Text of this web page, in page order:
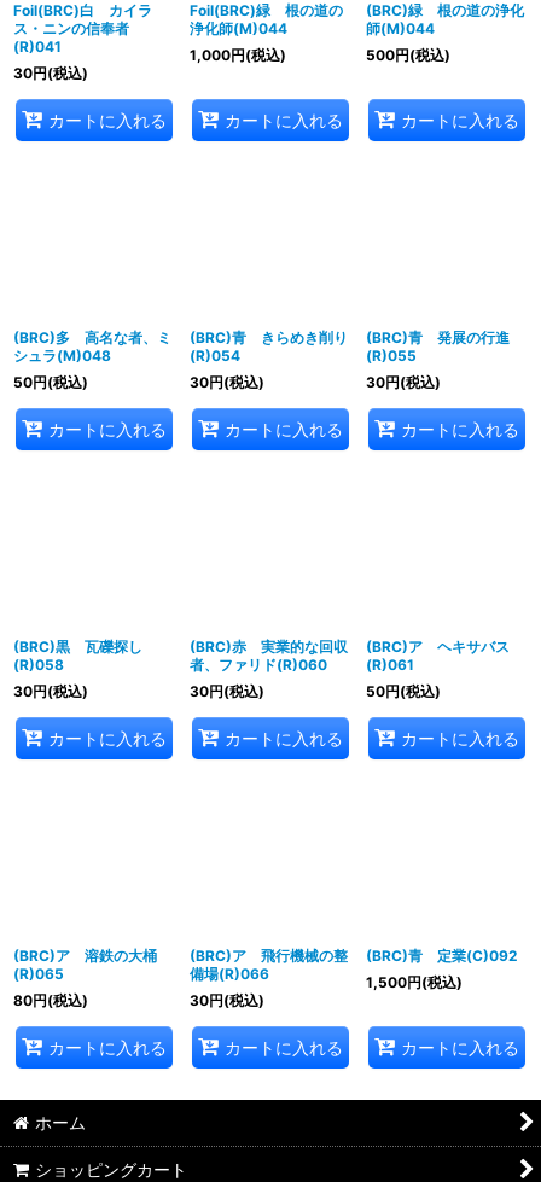
Foil(BRC)白 カイラ
ス・ニンの信奉者
(R)041
30円(税込)
カートに入れる
Foil(BRC)緑 根の道の
浄化師(M)044
1,000円(税込)
カートに入れる
(BRC)緑 根の道の浄化
師(M)044
500円(税込)
カートに入れる
(BRC)多 高名な者、ミ
シュラ(M)048
50円(税込)
カートに入れる
(BRC)青 きらめき削り
(R)054
30円(税込)
カートに入れる
(BRC)青 発展の行進
(R)055
30円(税込)
カートに入れる
(BRC)黒 瓦礫探し
(R)058
30円(税込)
カートに入れる
(BRC)赤 実業的な回収
者、ファリド(R)060
30円(税込)
カートに入れる
(BRC)ア ヘキサバス
(R)061
50円(税込)
カートに入れる
(BRC)ア 溶鉄の大桶
(R)065
80円(税込)
カートに入れる
(BRC)ア 飛行機械の整
備場(R)066
30円(税込)
カートに入れる
(BRC)青 定業(C)092
1,500円(税込)
カートに入れる
ホーム
ショッピングカート